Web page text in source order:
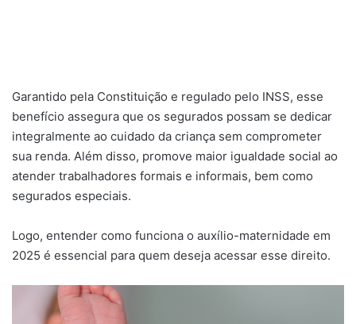
Garantido pela Constituição e regulado pelo INSS, esse
benefício assegura que os segurados possam se dedicar
integralmente ao cuidado da criança sem comprometer
sua renda. Além disso, promove maior igualdade social ao
atender trabalhadores formais e informais, bem como
segurados especiais.
Logo, entender como funciona o auxílio-maternidade em
2025 é essencial para quem deseja acessar esse direito.